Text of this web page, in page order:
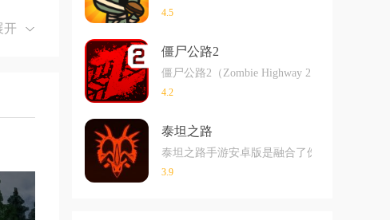
开
4.5
僵尸公路2
僵尸公路2（Zombie Highway 2）是一款末日
4.2
泰坦之路
泰坦之路手游安卓版是融合了侏罗纪时代的
3.9